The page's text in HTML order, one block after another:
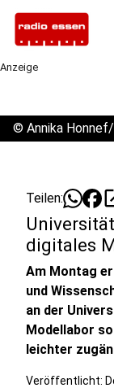
Anzeige
© Annika
Teilen:
digitales
Am Montag
und
an der
Modellabor
leichter
Veröffentlicht: